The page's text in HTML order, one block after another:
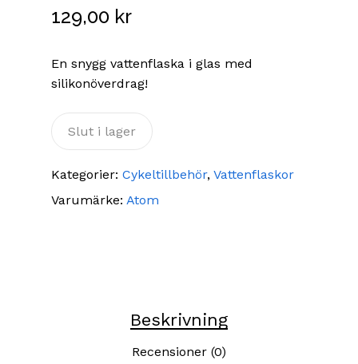
129,00 kr
En snygg vattenflaska i glas med
silikonöverdrag!
Slut i lager
Kategorier: Cykeltillbehör, Vattenflaskor
Varumärke: Atom
Beskrivning
Recensioner (0)